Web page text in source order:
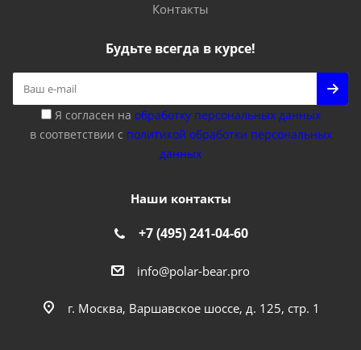
Контакты
Будьте всегда в курсе!
Я согласен на обработку персональных данных
в соответствии с политикой обработки персональных
данных
Наши контакты
+7 (495) 241-04-60
info@polar-bear.pro
г. Москва, Варшавское шоссе, д. 125, стр. 1